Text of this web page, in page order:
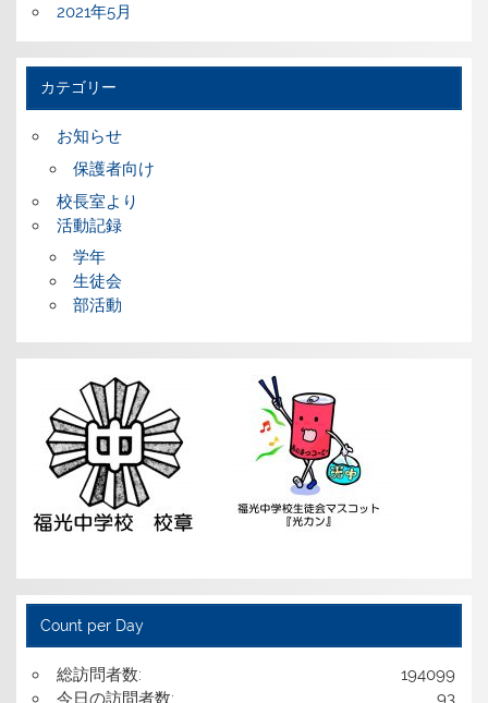
2021年5月
カテゴリー
お知らせ
保護者向け
校長室より
活動記録
学年
生徒会
部活動
Count per Day
194099
総訪問者数:
93
今日の訪問者数: